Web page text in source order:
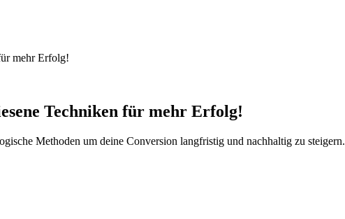
mehr Erfolg!
Techniken für mehr Erfolg!
Methoden um deine Conversion langfristig und nachhaltig zu steigern.